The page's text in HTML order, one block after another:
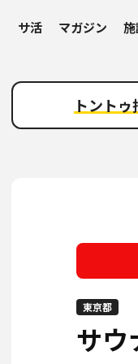
サ活 マガジン
トント
東京都
サウ